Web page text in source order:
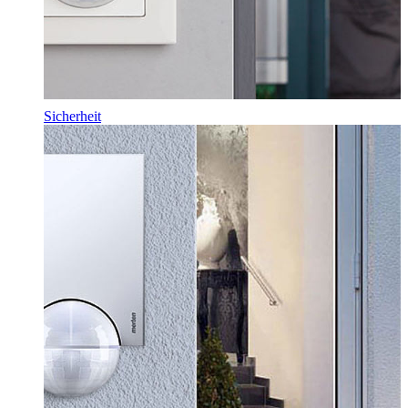
Sicherheit